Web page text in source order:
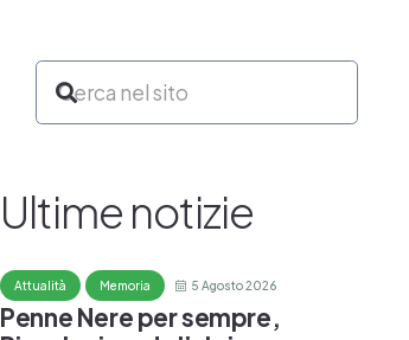
Ultime notizie
Attualità Memoria 5 Agosto 2026
Penne Nere per sempre,